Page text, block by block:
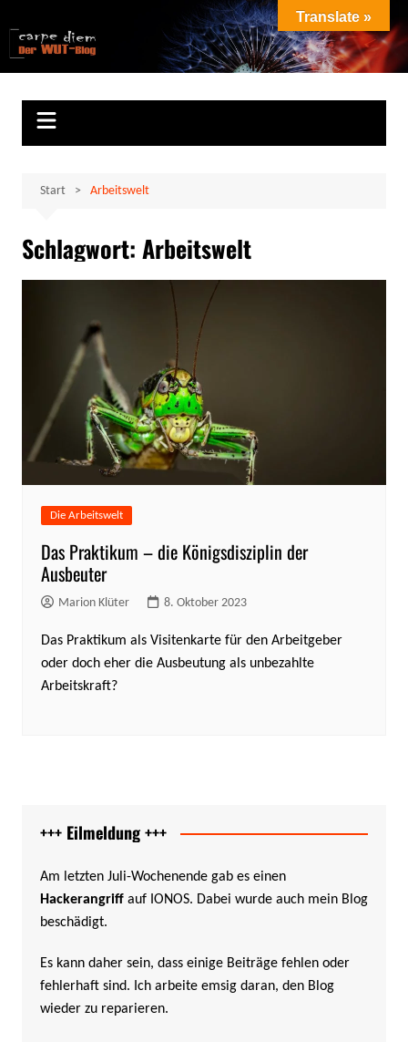
Inhalt
springen
Marion Klüter
carpe diem
Start Arbeitswelt
Schlagwort: Arbeitswelt
Die Arbeitswelt
Das Praktikum – die Königsdisziplin der
Ausbeuter
Marion Klüter 8. Oktober 2023
Das Praktikum als Visitenkarte für den Arbeitgeber
oder doch eher die Ausbeutung als unbezahlte
Arbeitskraft?
+++ Eilmeldung +++
Am letzten Juli-Wochenende gab es einen
Hackerangriffauf IONOS. Dabei wurde auch mein Blog
beschädigt.
Es kann daher sein, dass einige Beiträge fehlen oder
fehlerhaft sind. Ich arbeite emsig daran, den Blog
wieder zu reparieren.
Translate »